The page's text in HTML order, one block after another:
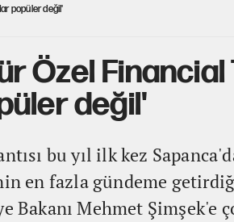
popüler değil'
Özel Financial
değil'
bu yıl ilk kez
en fazla gündeme
Mehmet Şimşek'e